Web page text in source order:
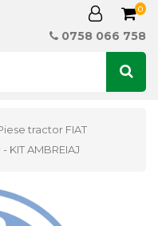
0
0758 066 758
tractor FIAT
KIT AMBREIAJ